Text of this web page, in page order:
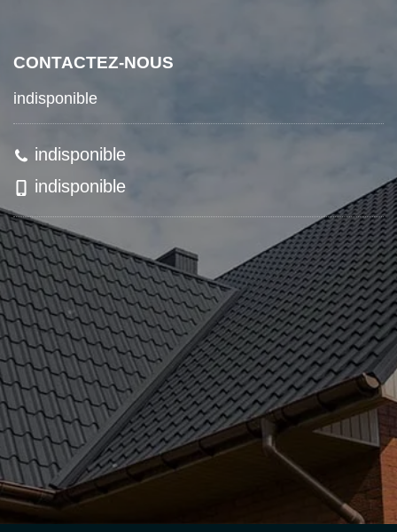
CONTACTEZ-NOUS
indisponible
indisponible
indisponible